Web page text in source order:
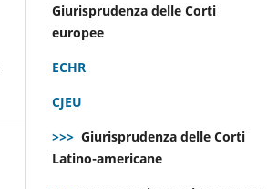
Giurisprudenza delle Corti
europee
ECHR
CJEU
>>> Giurisprudenza delle Corti
Latino-americane